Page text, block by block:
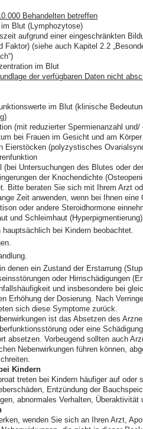
Behandelten betreffen
Blut (Lymphozytose)
aufgrund einer eingeschränkten
Faktor) (siehe auch Kapitel 2.2
im Blut
der verfügbaren Daten nicht
im Blut (klinische
(mit reduzierter Spermienanzahl und/
bei Frauen im Gesicht und am
Eierstöcken (polyzystisches
(bei Untersuchungen des Blutes oder
der Knochendichte
Bitte beraten Sie sich mit Ihrem Arzt
Zeit anwenden, wenn bei Ihnen
oder andere Steroidhormone
und Schleimhaut (Hyperpigmentierung)
hauptsächlich bei Kindern beobachtet.
denen ein Zustand der Erstarrung
oder Hirnschädigungen
und insbesondere bei
Erhöhung der Dosierung. Nach
sich diese Symptome zurück.
ist das Absetzen des
oder eine
absetzen. Vorbeugend sollten auch
Nebenwirkungen führen können,
Kindern
treten bei Kindern häufiger auf oder
Entzündung der
abnormales Verhalten, Überaktivität
wenden Sie sich an Ihren Arzt,